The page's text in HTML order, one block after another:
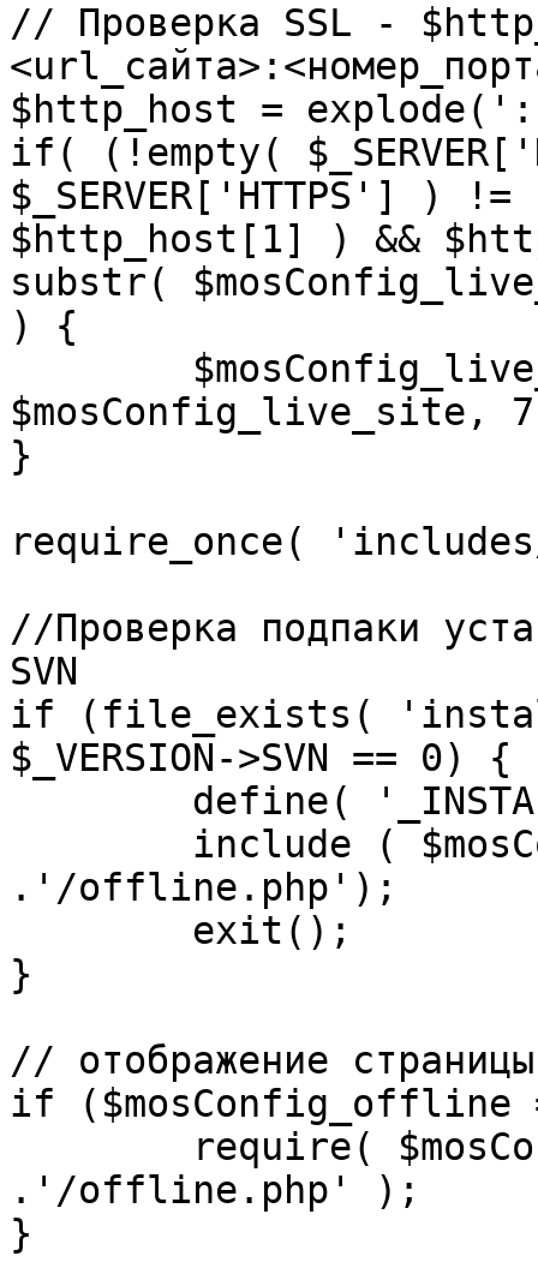
// Проверка SSL -
$http_host = explode(':',
if( (!empty(
$_SERVER['HTTPS']
$http_host[1] ) &&
substr(
) {
$mosConfig_live_site,
}
require_once(
//Проверка подпаки
SVN
if (file_exists(
$_VERSION->SVN == 0) {
.'/offline.php');
}
// отображение
if ($mosConfig_offline
.'/offline.php' );
}